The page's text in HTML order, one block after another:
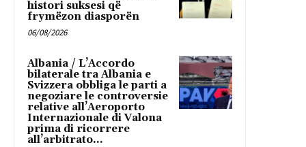
histori suksesi që
frymëzon diasporën
06/08/2026
Albania / L’Accordo
bilaterale tra Albania e
Svizzera obbliga le parti a
negoziare le controversie
relative all’Aeroporto
Internazionale di Valona
prima di ricorrere
all’arbitrato...